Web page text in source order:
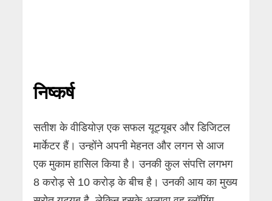
निष्कर्ष
सतीश के वीडियोज़ एक सफल यूट्यूबर और डिजिटल
मार्केटर हैं। उन्होंने अपनी मेहनत और लगन से आज
एक मुकाम हासिल किया है। उनकी कुल संपत्ति लगभग
8 करोड़ से 10 करोड़ के बीच है। उनकी आय का मुख्य